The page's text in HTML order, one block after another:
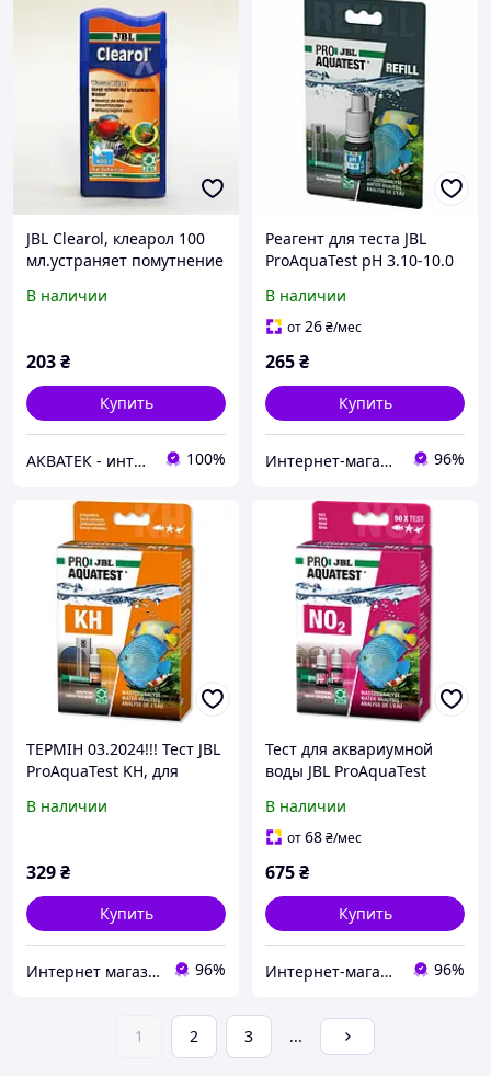
JBL Clearol, клеарол 100
мл.устраняет помутнение
В наличии
203₴
Купить
АКВАТЕК - интернет-магазин зоотоваров 100%
Реагент для теста JBL
ProAquaTest pH 3.10-10.0
кислотности в воде на 50
измерений
В наличии
от26₴/мес
265₴
Купить
Интернет-магазин Danio 96%
ТЕРМІН 03.2024!!! Тест JBL
ProAquaTest KH, для
(KH) в прісноводних/
В наличии
329₴
Купить
Интернет магазин "HELMON" 96%
Тест для аквариумной
воды JBL ProAquaTest
определения
концентрации нитритов,
В наличии
от68₴/мес
675₴
Купить
Интернет-магазин Danio 96%
1 2 3 ...